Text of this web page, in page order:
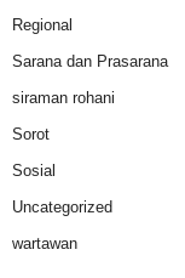
Regional
Sarana dan Prasarana
siraman rohani
Sorot
Sosial
Uncategorized
wartawan